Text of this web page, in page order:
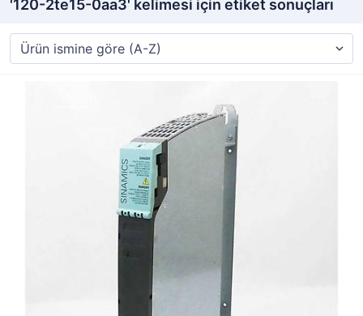
'120-2te15-0aa3' kelimesi için etiket sonuçları